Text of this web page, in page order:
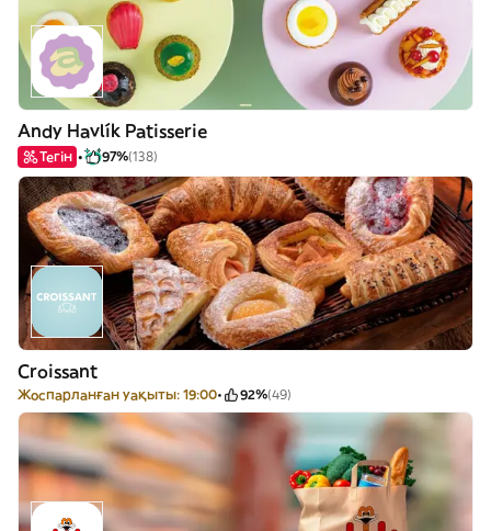
Andy Havlík Patisserie
Тегін 97%(138)
Croissant
Жоспарланған уақыты: 19:00 92%(49)